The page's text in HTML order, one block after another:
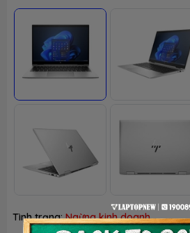
Tình trạng:Ngừng kinh doanh